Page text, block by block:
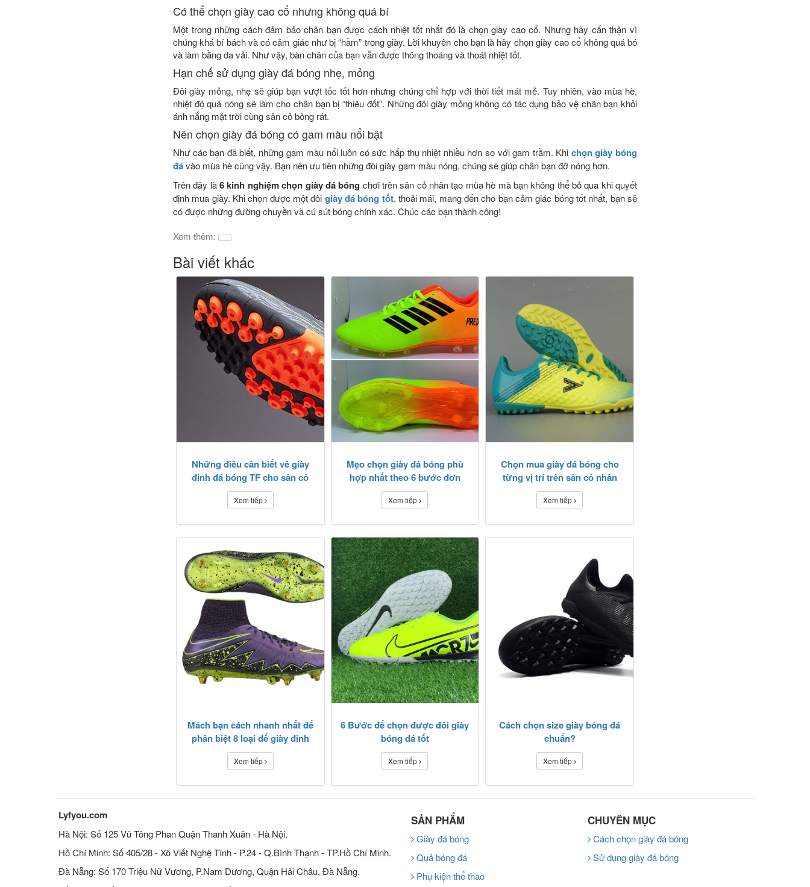
Có thể chọn giày cao cổ nhưng không quá bí
Một trong những cách đảm bảo chân bạn được cách nhiệt tốt nhất đó là chọn giày cao cổ. Nhưng hãy cẩn thận vì
chúng khá bí bách và có cảm giác như bị “hầm” trong giày. Lời khuyên cho bạn là hãy chọn giày cao cổ không quá bó
và làm bằng da vải. Như vậy, bàn chân của bạn vẫn được thông thoáng và thoát nhiệt tốt.
Hạn chế sử dụng giày đá bóng nhẹ, mỏng
Đôi giày mỏng, nhẹ sẽ giúp bạn vượt tốc tốt hơn nhưng chúng chỉ hợp với thời tiết mát mẻ. Tuy nhiên, vào mùa hè,
nhiệt độ quá nóng sẽ làm cho chân bạn bị “thiêu đốt”. Những đôi giày mỏng không có tác dụng bảo vệ chân bạn khỏi
ánh nắng mặt trời cùng sân cỏ bỏng rát.
Nên chọn giày đá bóng có gam màu nổi bật
Như các bạn đã biết, những gam màu nổi luôn có sức hấp thụ nhiệt nhiều hơn so với gam trầm. Khi chọn giày bóng
đávào mùa hè cũng vậy. Bạn nên ưu tiên những đôi giày gam màu nóng, chúng sẽ giúp chân bạn đỡ nóng hơn.
Trên đây là6 kinh nghiệm chọn giày đá bóng chơi trên sân cỏ nhân tạo mùa hè mà bạn không thể bỏ qua khi quyết
định mua giày. Khi chọn được một đôi giày đá bóng tốt, thoải mái, mang đến cho bạn cảm giác bóng tốt nhất, bạn sẽ
có được những đường chuyền và cú sút bóng chính xác. Chúc các bạn thành công!
Xem thêm:
Bài viết khác
Những điều cần biết về giày
đinh đá bóng TF cho sân cỏ
nhân tạo
Xem tiếp
Mẹo chọn giày đá bóng phù
hợp nhất theo 6 bước đơn
giản
Xem tiếp
Chọn mua giày đá bóng cho
từng vị trí trên sân cỏ nhân
tạo
Xem tiếp
Mách bạn cách nhanh nhất để
phân biệt 8 loại đế giày đinh
đá bóng
Xem tiếp
6 Bước để chọn được đôi giày
bóng đá tốt
Xem tiếp
Cách chọn size giày bóng đá
chuẩn?
Xem tiếp
Lyfyou.com
Hà Nội: Số 125 Vũ Tông Phan Quận Thanh Xuân - Hà Nội.
Hồ Chí Minh: Số 405/28 - Xô Viết Nghệ Tĩnh - P.24 - Q.Bình Thạnh - TP.Hồ Chí Minh.
Đà Nẵng: Số 170 Triệu Nữ Vương, P.Nam Dương, Quận Hải Châu, Đà Nẵng.
SẢN PHẨM
Giày đá bóng
Quả bóng đá
Phụ kiện thể thao
CHUYÊN MỤC
Cách chọn giày đá bóng
Sử dụng giày đá bóng